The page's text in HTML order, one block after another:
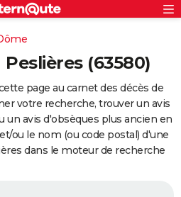
(63580)
page au carnet des décès de
votre recherche, trouver un avis
un avis d'obsèques plus ancien en
ou le nom (ou code postal) d'une
dans le moteur de recherche